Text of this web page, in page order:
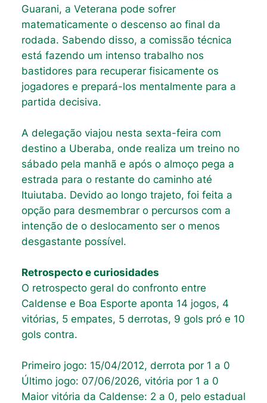
Guarani, a Veterana pode sofrer
matematicamente o descenso ao final da
rodada. Sabendo disso, a comissão técnica
está fazendo um intenso trabalho nos
bastidores para recuperar fisicamente os
jogadores e prepará-los mentalmente para a
partida decisiva.
A delegação viajou nesta sexta-feira com
destino a Uberaba, onde realiza um treino no
sábado pela manhã e após o almoço pega a
estrada para o restante do caminho até
Ituiutaba. Devido ao longo trajeto, foi feita a
opção para desmembrar o percursos com a
intenção de o deslocamento ser o menos
desgastante possível.
Retrospecto e curiosidades
O retrospecto geral do confronto entre
Caldense e Boa Esporte aponta 14 jogos, 4
vitórias, 5 empates, 5 derrotas, 9 gols pró e 10
gols contra.
Primeiro jogo: 15/04/2012, derrota por 1 a 0
Último jogo: 07/06/2026, vitória por 1 a 0
Maior vitória da Caldense: 2 a 0, pelo estadual